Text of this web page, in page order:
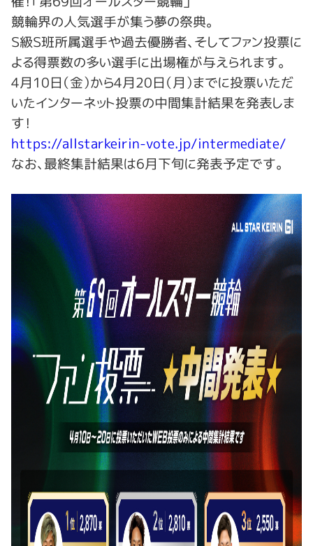
競輪界の人気選手が集う夢の祭典。
Ｓ級Ｓ班所属選手や過去優勝者、そしてファン投票に
よる得票数の多い選手に出場権が与えられます。
4月10日（金）から4月20日（月）までに投票いただ
いたインターネット投票の中間集計結果を発表しま
す！
https://allstarkeirin-vote.jp/intermediate/
なお、最終集計結果は6月下旬に発表予定です。